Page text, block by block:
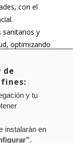
con el
sanitarios y
optimizando
de formación
a
al paciente y
de
y tu
instalarán en
.